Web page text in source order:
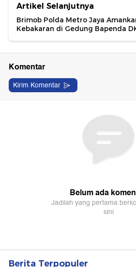
Artikel Selanjutnya
Brimob Polda Metro Jaya
Kebakaran di Gedung Bapenda
Berita Terpopuler